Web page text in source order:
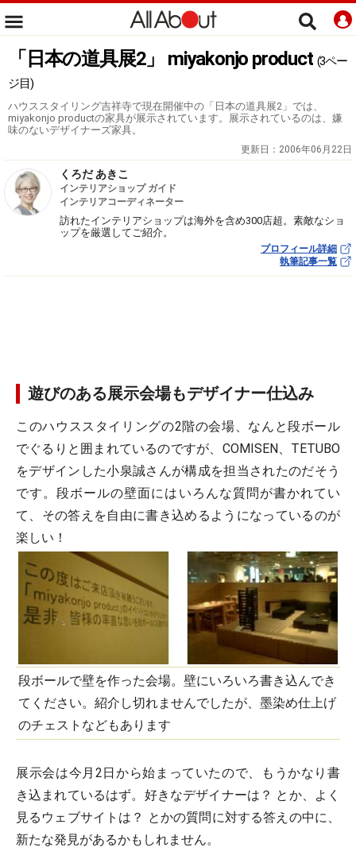
「日本の道具展2」 miyakonjo product (3ペー
ジ目)
ハウススタイリング吉祥寺で現在開催中の「日本の道具展2」では、
miyakonjo productの家具が展示されています。展示されているのは、嫌
味のないデザイナーズ家具。
更新日： 2006年06月22日
くろだ あきこ
インテリアショップ ガイド
インテリアコーディネーター
訪れたインテリアショップは海外を含め300店超。素敵なショ
ップを厳選してご紹介。
プロフィール詳細
執筆記事一覧
遊びのある展示会場もデザイナー仕込み
このハウススタイリングの2階の会場、なんと段ボール
でぐるりと囲まれているのですが、COMISEN、TETUBO
をデザインした小泉誠さんが構成を担当されたのだそう
です。段ボールの壁面にはいろんな質問が書かれてい
て、その答えを自由に書き込めるようになっているのが
楽しい！
段ボールで壁を作った会場。壁にいろいろ書き込んでき
てください。紹介し切れませんでしたが、墨染め仕上げ
のチェストなどもあります
展示会は今月2日から始まっていたので、もうかなり書
き込まれているはず。好きなデザイナーは？ とか、よく
見るウェブサイトは？ とかの質問に対する答えの中に、
新たな発見があるかもしれません。